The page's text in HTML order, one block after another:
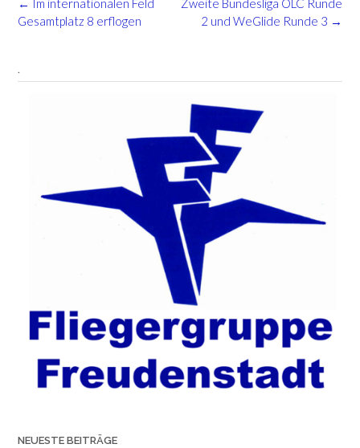
navigation
2 und WeGlide Runde 3 →
Gesamtplatz 8 erflogen
.
NEUESTE BEITRÄGE